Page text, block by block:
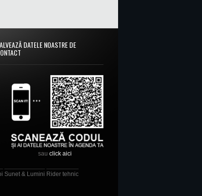
DATELE NOASTRE DE
sau click aici
Sunet & Lumini Rider tehnic